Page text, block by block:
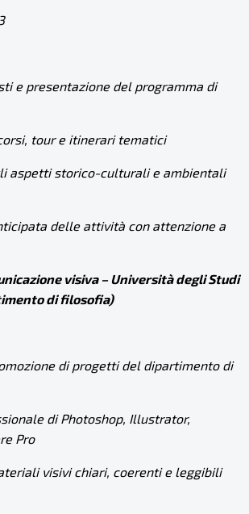
e presentazione del programma di
tour e itinerari tematici
aspetti storico-culturali e ambientali
delle attività con attenzione a
visiva – Università degli Studi
di filosofia)
di progetti del dipartimento di
di Photoshop, Illustrator,
Pro
visivi chiari, coerenti e leggibili